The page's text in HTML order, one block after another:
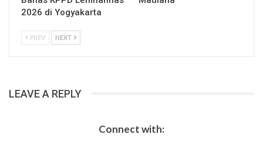
2026 di Yogyakarta
PREV NEXT
LEAVE A REPLY
Connect with: